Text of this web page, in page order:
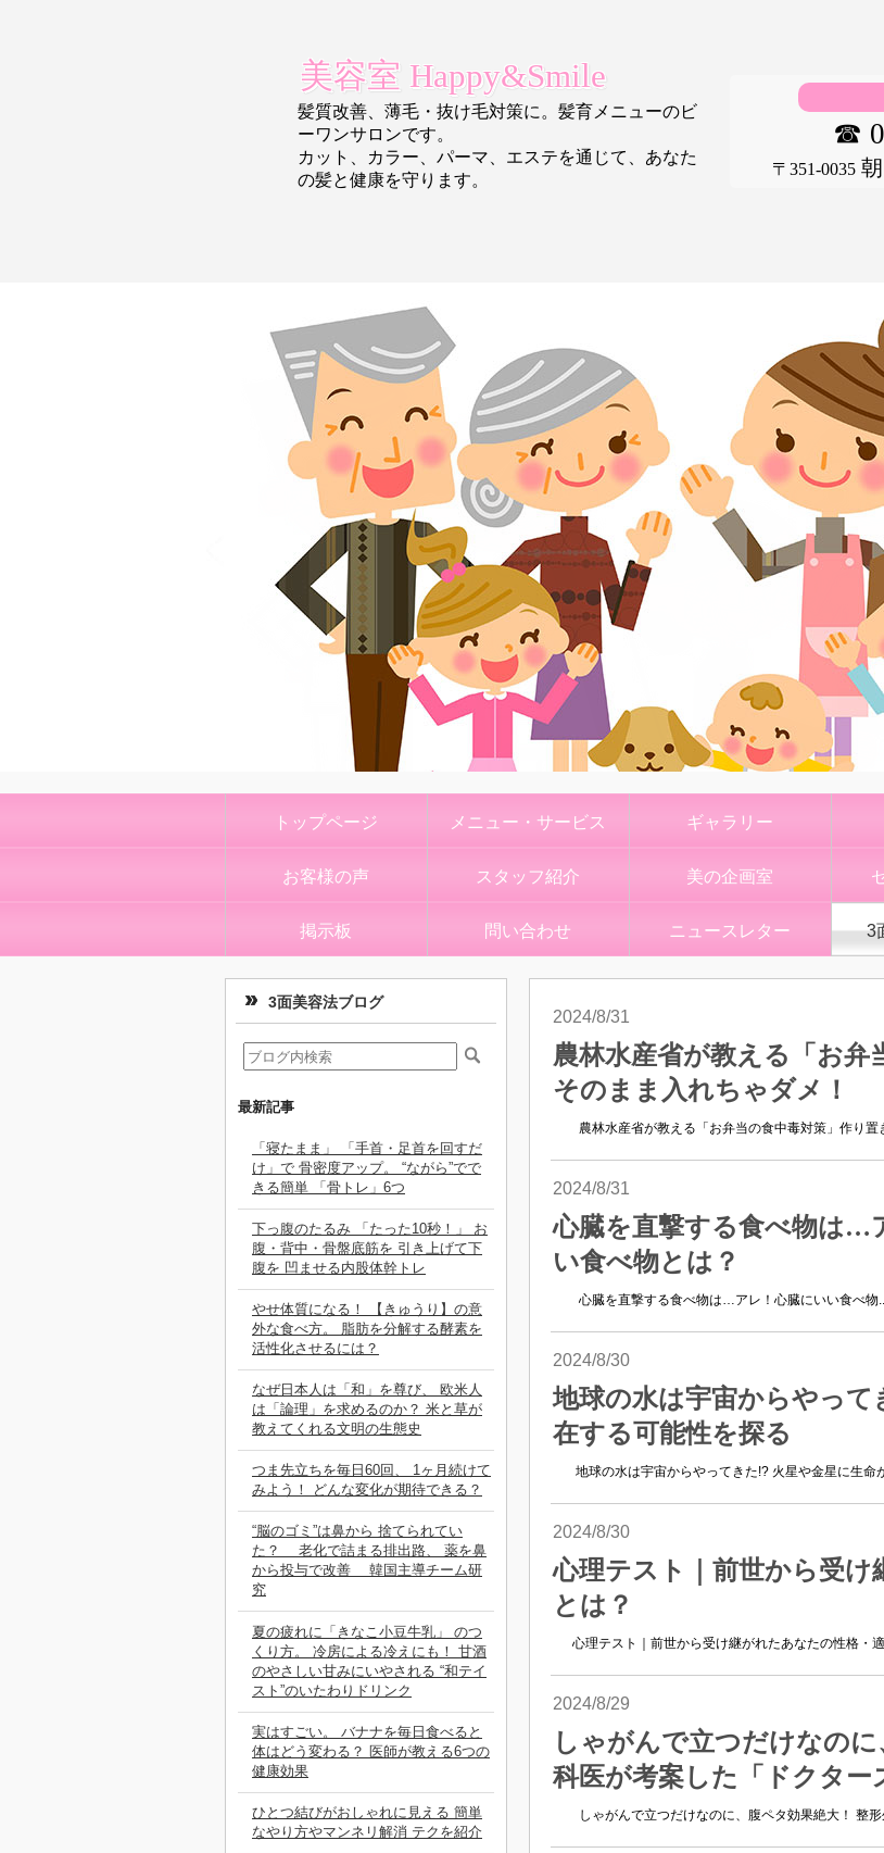
美容室 Happy&Smile
髪質改善、薄毛・抜け毛対策に。髪育メニューのビ
ーワンサロンです。
カット、カラー、パーマ、エステを通じて、あなた
の髪と健康を守ります。
☎
〒351-0035
トップページ メニュー・サービス ギャラリー
お客様の声 スタッフ紹介 美の企画室
掲示板 問い合わせ ニュースレター 3
3面美容法ブログ
最新記事
「寝たまま」 「手首・足首を回すだ
け」で 骨密度アップ。 “ながら”でで
きる簡単 「骨トレ」6つ
下っ腹のたるみ 「たった10秒！」 お
腹・背中・骨盤底筋を 引き上げて下
腹を 凹ませる内股体幹トレ
やせ体質になる！ 【きゅうり】の意
外な食べ方。 脂肪を分解する酵素を
活性化させるには？
なぜ日本人は「和」を尊び、 欧米人
は「論理」を求めるのか？ 米と草が
教えてくれる文明の生態史
つま先立ちを毎日60回、 1ヶ月続けて
みよう！ どんな変化が期待できる？
“脳のゴミ”は鼻から 捨てられてい
た？ 老化で詰まる排出路、 薬を鼻
から投与で改善 韓国主導チーム研
究
夏の疲れに「きなこ小豆牛乳」 のつ
くり方。 冷房による冷えにも！ 甘酒
のやさしい甘みにいやされる “和テイ
スト”のいたわりドリンク
実はすごい。 バナナを毎日食べると
体はどう変わる？ 医師が教える6つの
健康効果
ひとつ結びがおしゃれに見える 簡単
なやり方やマンネリ解消 テクを紹介
2024/8/31
農林水産省が教える「お弁
そのまま入れちゃダメ！
農林水産省が教える「お弁当の食中毒対策」作り置
2024/8/31
心臓を直撃する食べ物は…
い食べ物とは？
心臓を直撃する食べ物は…アレ！心臓にいい食べ物
2024/8/30
地球の水は宇宙からやって
在する可能性を探る
地球の水は宇宙からやってきた!? 火星や金星に生命
2024/8/30
心理テスト｜前世から受
とは？
心理テスト｜前世から受け継がれたあなたの性格・
2024/8/29
しゃがんで立つだけなの
科医が考案した「ドクター
しゃがんで立つだけなのに、腹ペタ効果絶大！ 整形